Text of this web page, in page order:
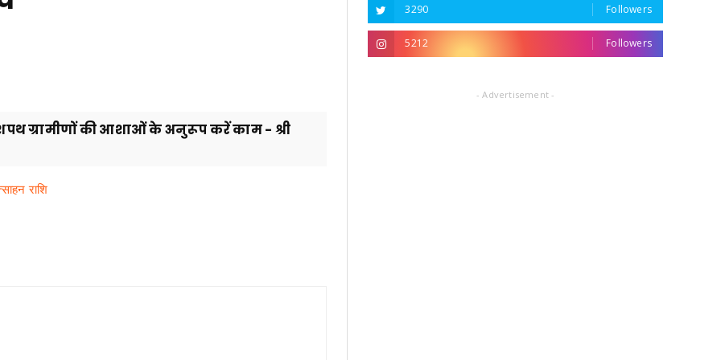
ग्रामीणों की आशाओं के अनुरूप करें काम - श्री
राशि
3290 Followers
5212 Followers
- Advertisement -